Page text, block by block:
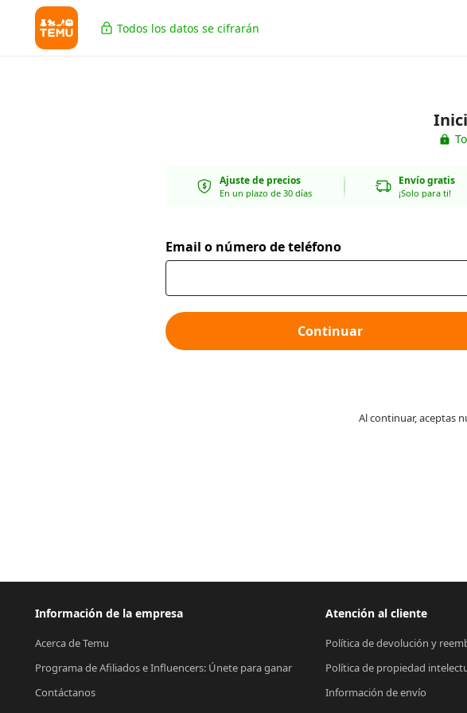
Todos los datos se cifrarán
Ajuste de precios
En un plazo de 30 días
Envío gratis
¡Solo para ti!
Email o número de teléfono
Continuar
Al continuar, aceptas
Información de la empresa
Acerca de Temu
Programa de Afiliados e Influencers: Únete para ganar
Contáctanos
Atención al cliente
Política de devolución y
Política de propiedad
Información de envío